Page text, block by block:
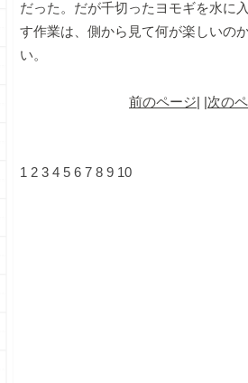
だった。だが千切ったヨモギを水に
す作業は、側から見て何が楽しいの
い。
前のページ| |次の
1 2 3 4 5 6 7 8 9 10